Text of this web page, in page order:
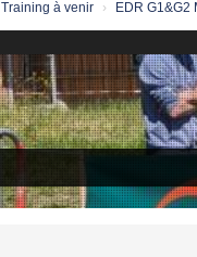
Training à venir EDR G1&G2